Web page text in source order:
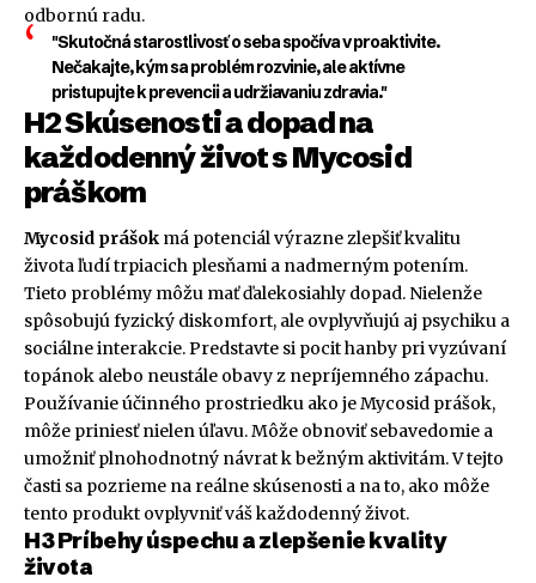
odbornú radu.
"Skutočná starostlivosť o seba spočíva v proaktivite.
Nečakajte, kým sa problém rozvinie, ale aktívne
pristupujte k prevencii a udržiavaniu zdravia."
H2 Skúsenosti a dopad na
každodenný život s Mycosid
práškom
Mycosid prášok má potenciál výrazne zlepšiť kvalitu
života ľudí trpiacich plesňami a nadmerným potením.
Tieto problémy môžu mať ďalekosiahly dopad. Nielenže
spôsobujú fyzický diskomfort, ale ovplyvňujú aj psychiku a
sociálne interakcie. Predstavte si pocit hanby pri vyzúvaní
topánok alebo neustále obavy z nepríjemného zápachu.
Používanie účinného prostriedku ako je Mycosid prášok,
môže priniesť nielen úľavu. Môže obnoviť sebavedomie a
umožniť plnohodnotný návrat k bežným aktivitám. V tejto
časti sa pozrieme na reálne skúsenosti a na to, ako môže
tento produkt ovplyvniť váš každodenný život.
H3 Príbehy úspechu a zlepšenie kvality
života